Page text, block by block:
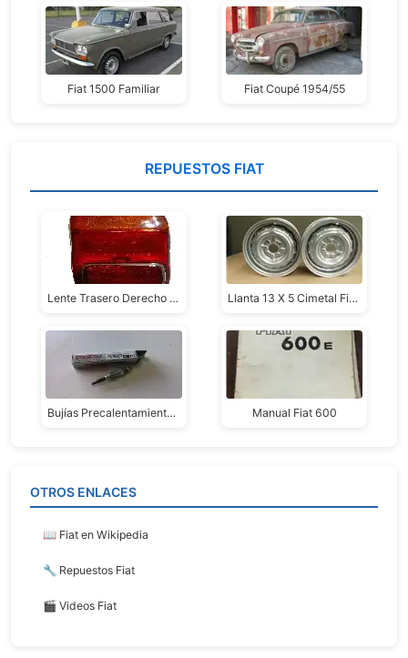
Fiat 1500 Familiar Fiat Coupé 1954/55
REPUESTOS FIAT
Lente Trasero Derecho Para Fiat 600 D Y E, Original Fitam Stars. Llanta 13 X 5 Cimetal Fiat 1600
Bujías Precalentamiento Hescher: Peugeot/fiat/renault Manual Fiat 600
OTROS ENLACES
📖 Fiat en Wikipedia
🔧 Repuestos Fiat
🎬 Videos Fiat